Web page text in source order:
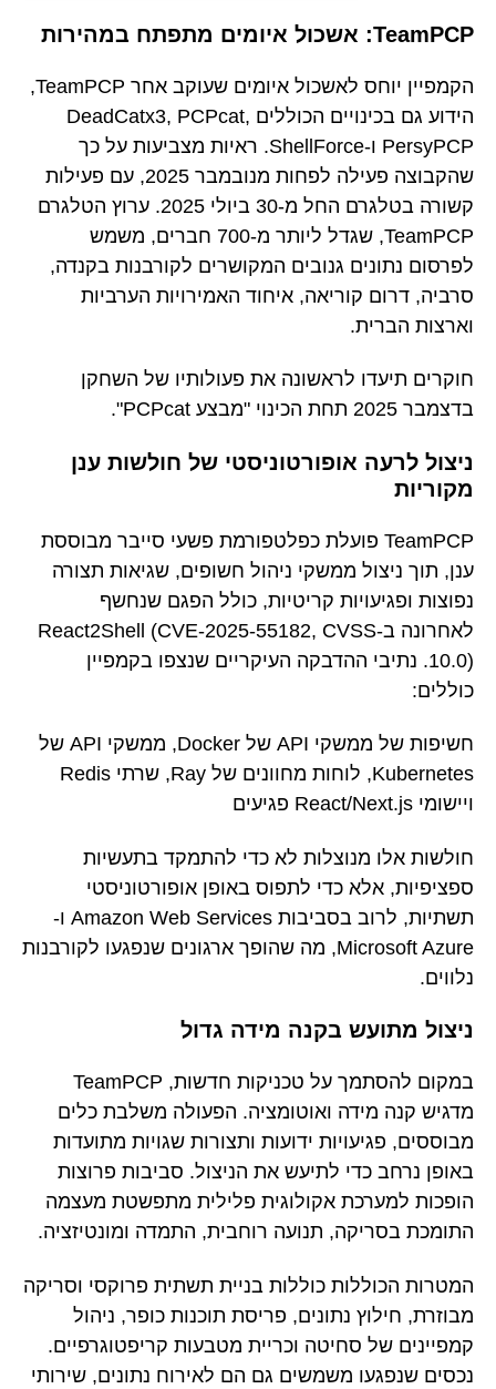
TeamPCP: אשכול איומים מתפתח במהירות
הקמפיין יוחס לאשכול איומים שעוקב אחר TeamPCP,
הידוע גם בכינויים הכוללים DeadCatx3, PCPcat,
PersyPCP ו-ShellForce. ראיות מצביעות על כך
שהקבוצה פעילה לפחות מנובמבר 2025, עם פעילות
קשורה בטלגרם החל מ-30 ביולי 2025. ערוץ הטלגרם
TeamPCP, שגדל ליותר מ-700 חברים, משמש
לפרסום נתונים גנובים המקושרים לקורבנות בקנדה,
סרביה, דרום קוריאה, איחוד האמירויות הערביות
וארצות הברית.
חוקרים תיעדו לראשונה את פעולותיו של השחקן
בדצמבר 2025 תחת הכינוי "מבצע PCPcat".
ניצול לרעה אופורטוניסטי של חולשות ענן
מקוריות
TeamPCP פועלת כפלטפורמת פשעי סייבר מבוססת
ענן, תוך ניצול ממשקי ניהול חשופים, שגיאות תצורה
נפוצות ופגיעויות קריטיות, כולל הפגם שנחשף
לאחרונה ב-React2Shell (CVE-2025-55182, CVSS
10.0). נתיבי ההדבקה העיקריים שנצפו בקמפיין
כוללים:
חשיפות של ממשקי API של Docker, ממשקי API של
Kubernetes, לוחות מחוונים של Ray, שרתי Redis
ויישומי React/Next.js פגיעים
חולשות אלו מנוצלות לא כדי להתמקד בתעשיות
ספציפיות, אלא כדי לתפוס באופן אופורטוניסטי
תשתיות, לרוב בסביבות Amazon Web Services ו-
Microsoft Azure, מה שהופך ארגונים שנפגעו לקורבנות
נלווים.
ניצול מתועש בקנה מידה גדול
במקום להסתמך על טכניקות חדשות, TeamPCP
מדגיש קנה מידה ואוטומציה. הפעולה משלבת כלים
מבוססים, פגיעויות ידועות ותצורות שגויות מתועדות
באופן נרחב כדי לתיעש את הניצול. סביבות פרוצות
הופכות למערכת אקולוגית פלילית מתפשטת מעצמה
התומכת בסריקה, תנועה רוחבית, התמדה ומונטיזציה.
המטרות הכוללות כוללות בניית תשתית פרוקסי וסריקה
מבוזרת, חילוץ נתונים, פריסת תוכנות כופר, ניהול
קמפיינים של סחיטה וכריית מטבעות קריפטוגרפיים.
נכסים שנפגעו משמשים גם הם לאירוח נתונים, שירותי